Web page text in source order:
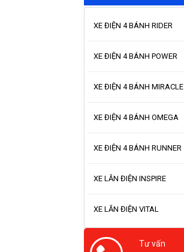
XE ĐIỆN 4 BÁNH RIDER
XE ĐIỆN 4 BÁNH POWER
XE ĐIỆN 4 BÁNH MIRACLE
XE ĐIỆN 4 BÁNH OMEGA
XE ĐIỆN 4 BÁNH RUNNER
XE LĂN ĐIỆN INSPIRE
XE LĂN ĐIỆN VITAL
Tư vấn